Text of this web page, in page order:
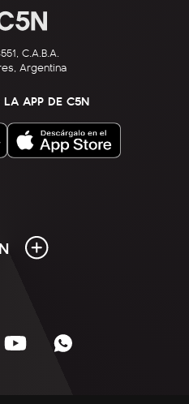
C.A.B.A.
Argentina
LA APP DE C5N